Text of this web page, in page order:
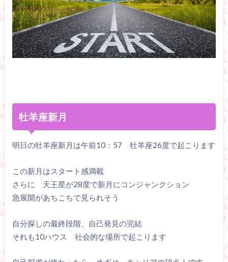
牡羊座新月
明日の牡羊座新月は午前10：57 牡羊座26度で起こります
この新月はスタート感満載
さらに 天王星が28度で新月にコンジャンクション
急展開があちこちで見られそう
自分探しの最終段階、自己発見の完結
それも10ハウス 社会的な場所で起こります